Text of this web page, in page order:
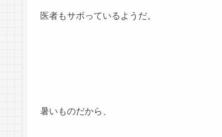
医者もサボっているようだ。
暑いものだから、